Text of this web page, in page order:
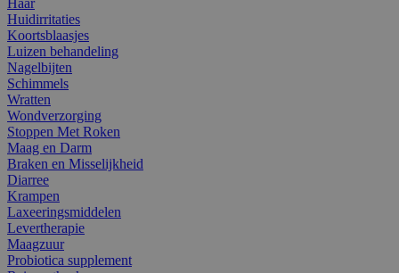
Huidirritaties
Koortsblaasjes
Luizen behandeling
Nagelbijten
Schimmels
Wratten
Wondverzorging
Stoppen Met Roken
Maag en Darm
Braken en Misselijkheid
Diarree
Krampen
Laxeeringsmiddelen
Levertherapie
Maagzuur
Probiotica supplement